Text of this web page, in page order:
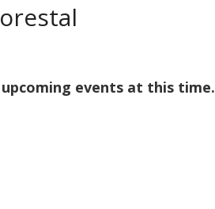
events at this time.